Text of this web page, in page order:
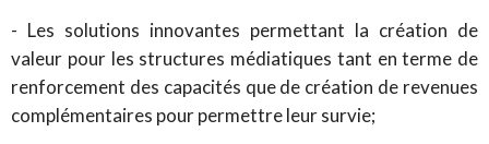
- Les solutions innovantes permettant la création de
valeur pour les structures médiatiques tant en terme de
renforcement des capacités que de création de revenues
complémentaires pour permettre leur survie;